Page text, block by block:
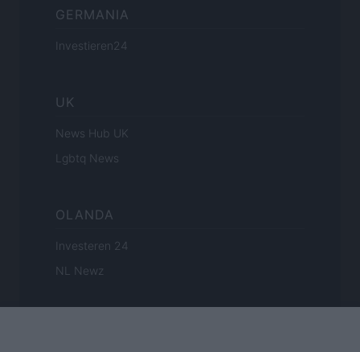
GERMANIA
Investieren24
UK
News Hub UK
Lgbtq News
OLANDA
Investeren 24
NL Newz